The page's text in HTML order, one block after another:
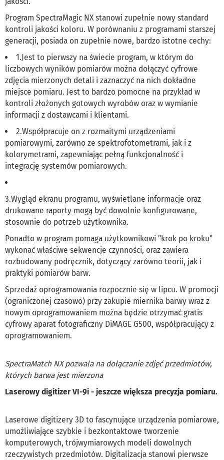
Program SpectraMagic NX stanowi zupełnie nowy standard
kontroli jakości koloru. W porównaniu z programami starszej
generacji, posiada on zupełnie nowe, bardzo istotne cechy:
1.Jest to pierwszy na świecie program, w którym do
liczbowych wyników pomiarów można dołączyć cyfrowe
zdjęcia mierzonych detali i zaznaczyć na nich dokładne
miejsce pomiaru. Jest to bardzo pomocne na przykład w
kontroli złożonych gotowych wyrobów oraz w wymianie
informacji z dostawcami i klientami.
2.Współpracuje on z rozmaitymi urządzeniami
pomiarowymi, zarówno ze spektrofotometrami, jak i z
kolorymetrami, zapewniając pełną funkcjonalność i
integrację systemów pomiarowych.
3.Wygląd ekranu programu, wyświetlane informacje oraz
drukowane raporty mogą być dowolnie konfigurowane,
stosownie do potrzeb użytkownika.
Ponadto w program pomaga użytkownikowi "krok po kroku"
wykonać właściwe sekwencje czynności, oraz zawiera
rozbudowany podręcznik, dotyczący zarówno teorii, jak i
praktyki pomiarów barw.
Sprzedaż oprogramowania rozpocznie się w lipcu. W promocji
(ograniczonej czasowo) przy zakupie miernika barwy wraz z
nowym oprogramowaniem można będzie otrzymać gratis
cyfrowy aparat fotograficzny DiMAGE G500, współpracujący z
oprogramowaniem.
SpectraMatch NX pozwala na dołączanie zdjęć przedmiotów,
których barwa jest mierzona
Laserowy digitizer VI-9i - jeszcze większa precyzja pomiaru.
Laserowe digitizery 3D to fascynujące urządzenia pomiarowe,
umożliwiające szybkie i bezkontaktowe tworzenie
komputerowych, trójwymiarowych modeli dowolnych
rzeczywistych przedmiotów. Digitalizacja stanowi pierwsze